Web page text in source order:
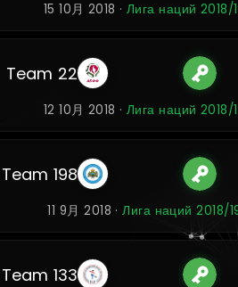
15 10月 2018 ·Лига наций 2018/
Team 22
12 10月 2018 ·Лига наций 2018/
Team 198
11 9月 2018 ·Лига наций 2018/
Team 133